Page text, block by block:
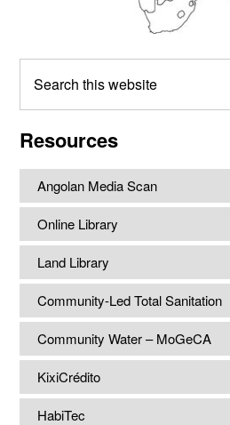
this
Resources
Angolan Media Scan
Online Library
Land Library
Community-Led Total Sanitation
Community Water – MoGeCA
KixiCrédito
HabiTec